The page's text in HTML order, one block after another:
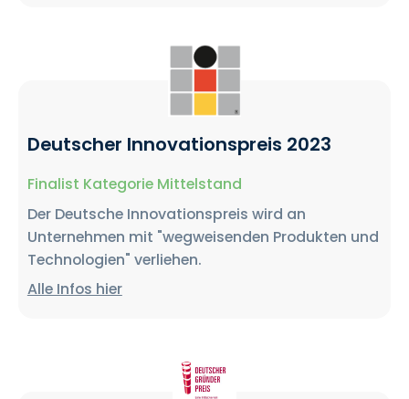
Deutscher Innovationspreis 2023
Finalist Kategorie Mittelstand
Der Deutsche Innovationspreis wird an
Unternehmen mit "wegweisenden Produkten und
Technologien" verliehen.
Alle Infos hier